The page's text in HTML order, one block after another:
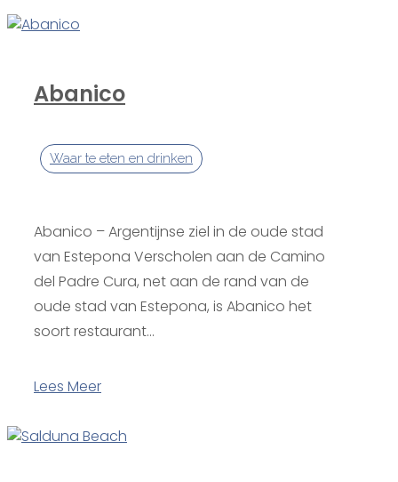
Abanico
Waar te eten en drinken
Abanico – Argentijnse ziel in de oude stad
van Estepona Verscholen aan de Camino
del Padre Cura, net aan de rand van de
oude stad van Estepona, is Abanico het
soort restaurant...
Lees Meer